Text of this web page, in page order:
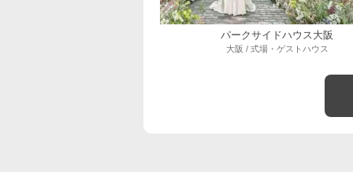
パークサイドハウス大阪
大阪 / 式場・ゲストハウス